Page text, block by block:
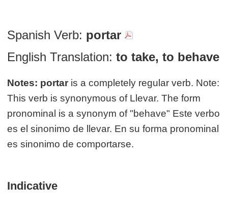
Spanish Verb: portar
English Translation: to take, to behave
Notes: portar is a completely regular verb. Note:
This verb is synonymous of Llevar. The form
pronominal is a synonym of "behave" Este verbo
es el sinonimo de llevar. En su forma pronominal
es sinonimo de comportarse.
Indicative